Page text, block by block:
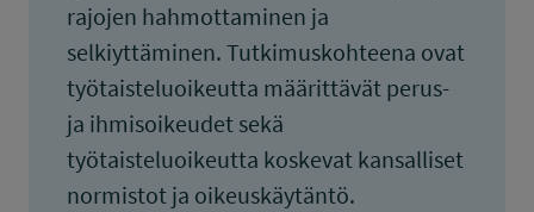
rajojen hahmottaminen ja
selkiyttäminen. Tutkimuskohteena ovat
työtaisteluoikeutta määrittävät perus-
ja ihmisoikeudet sekä
työtaisteluoikeutta koskevat kansalliset
normistot ja oikeuskäytäntö.